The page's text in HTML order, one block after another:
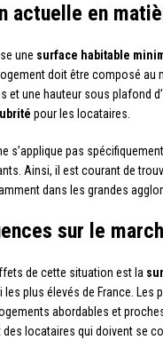
actuelle en
une surface habitable
doit être composé au
et une hauteur sous plafond
pour les locataires.
s’applique pas
Ainsi, il est courant de
dans les grandes
sur le
de cette situation est la
plus élevés de France.
abordables et
des locataires qui doivent se